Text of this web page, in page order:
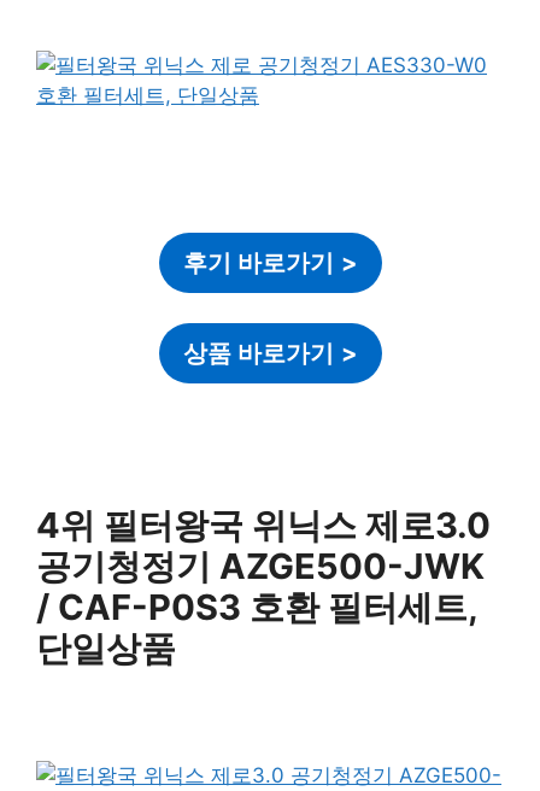
후기 바로가기 >
상품 바로가기 >
4위 필터왕국 위닉스 제로3.0
공기청정기 AZGE500-JWK
/ CAF-P0S3 호환 필터세트,
단일상품